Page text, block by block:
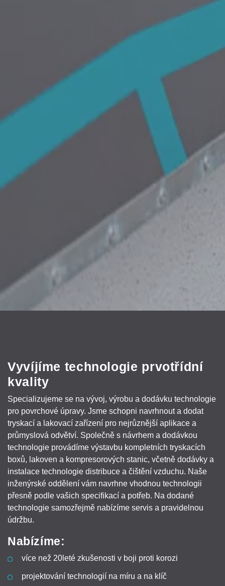
Vyvíjíme technologie prvotřídní
kvality
Specializujeme se na vývoj, výrobu a dodávku technologie
pro povrchové úpravy. Jsme schopni navrhnout a dodat
tryskací a lakovací zařízení pro nejrůznější aplikace a
průmyslová odvětví. Společně s návrhem a dodávkou
technologie provádíme výstavbu kompletních tryskacích
boxů, lakoven a kompresorových stanic, včetně dodávky a
instalace technologie distribuce a čištění vzduchu. Naše
inženýrské oddělení vám navrhne vhodnou technologii
přesně podle vašich specifikací a potřeb. Na dodané
technologie samozřejmě nabízíme servis a pravidelnou
údržbu.
Nabízíme:
více než 20leté zkušenosti v boji proti korozi
projektování technologií na míru a na klíč